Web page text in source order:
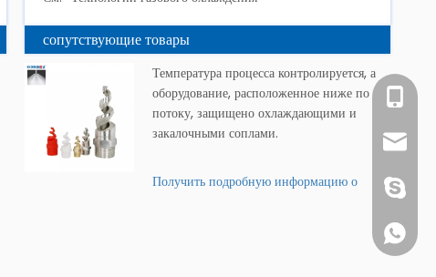
сопутствующие товары
Температура процесса контролируется, а
оборудование, расположенное ниже по
потоку, защищено охлаждающими и
закалочными соплами.
Получить подробную информацию о
г-жа